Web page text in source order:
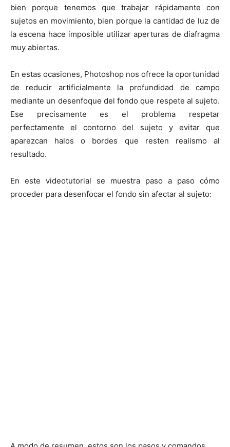
bien porque tenemos que trabajar rápidamente con
sujetos en movimiento, bien porque la cantidad de luz de
la escena hace imposible utilizar aperturas de diafragma
muy abiertas.
En estas ocasiones, Photoshop nos ofrece la oportunidad
de reducir artificialmente la profundidad de campo
mediante un desenfoque del fondo que respete al sujeto.
Ese precisamente es el problema respetar
perfectamente el contorno del sujeto y evitar que
aparezcan halos o bordes que resten realismo al
resultado.
En este videotutorial se muestra paso a paso cómo
proceder para desenfocar el fondo sin afectar al sujeto: